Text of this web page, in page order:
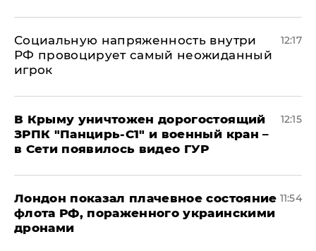
Социальную напряженность внутри
РФ провоцирует самый неожиданный
игрок
12:17
В Крыму уничтожен дорогостоящий
ЗРПК "Панцирь-С1" и военный кран –
в Сети появилось видео ГУР
12:15
Лондон показал плачевное состояние
флота РФ, пораженного украинскими
дронами
11:54